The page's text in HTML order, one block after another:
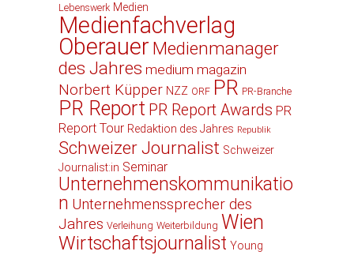
Lebenswerk Medien
Medienfachverlag
Oberauer Medienmanager
des Jahres medium magazin
Norbert Küpper NZZ ORF PR PR-Branche
PR Report PR Report Awards PR
Report Tour Redaktion des Jahres Republik
Schweizer Journalist Schweizer
Journalist:in Seminar
Unternehmenskommunikatio
n Unternehmenssprecher des
Jahres Verleihung Weiterbildung Wien
Wirtschaftsjournalist Young